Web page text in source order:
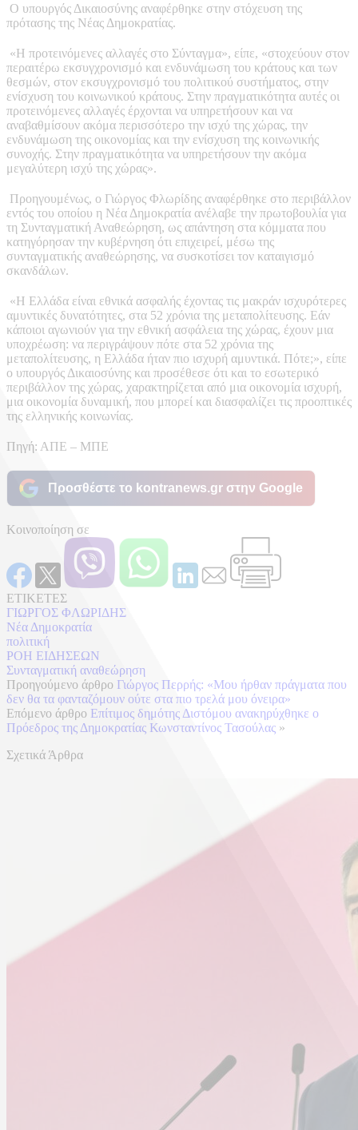
Ο υπουργός Δικαιοσύνης αναφέρθηκε στην στόχευση της
πρότασης της Νέας Δημοκρατίας.
«Η προτεινόμενες αλλαγές στο Σύνταγμα», είπε, «στοχεύουν στον
περαιτέρω εκσυγχρονισμό και ενδυνάμωση του κράτους και των
θεσμών, στον εκσυγχρονισμό του πολιτικού συστήματος, στην
ενίσχυση του κοινωνικού κράτους. Στην πραγματικότητα αυτές οι
προτεινόμενες αλλαγές έρχονται να υπηρετήσουν και να
αναβαθμίσουν ακόμα περισσότερο την ισχύ της χώρας, την
ενδυνάμωση της οικονομίας και την ενίσχυση της κοινωνικής
συνοχής. Στην πραγματικότητα να υπηρετήσουν την ακόμα
μεγαλύτερη ισχύ της χώρας».
Προηγουμένως, ο Γιώργος Φλωρίδης αναφέρθηκε στο περιβάλλον
εντός του οποίου η Νέα Δημοκρατία ανέλαβε την πρωτοβουλία για
τη Συνταγματική Αναθεώρηση, ως απάντηση στα κόμματα που
κατηγόρησαν την κυβέρνηση ότι επιχειρεί, μέσω της
συνταγματικής αναθεώρησης, να συσκοτίσει τον καταιγισμό
σκανδάλων.
«Η Ελλάδα είναι εθνικά ασφαλής έχοντας τις μακράν ισχυρότερες
αμυντικές δυνατότητες, στα 52 χρόνια της μεταπολίτευσης. Εάν
κάποιοι αγωνιούν για την εθνική ασφάλεια της χώρας, έχουν μια
υποχρέωση: να περιγράψουν πότε στα 52 χρόνια της
μεταπολίτευσης, η Ελλάδα ήταν πιο ισχυρή αμυντικά. Πότε;», είπε
ο υπουργός Δικαιοσύνης και προσέθεσε ότι και το εσωτερικό
περιβάλλον της χώρας, χαρακτηρίζεται από μια οικονομία ισχυρή,
μια οικονομία δυναμική, που μπορεί και διασφαλίζει τις προοπτικές
της ελληνικής κοινωνίας.
Πηγή: ΑΠΕ – ΜΠΕ
Προσθέστε το kontranews.gr στην Google
Κοινοποίηση σε
ΕΤΙΚΕΤΕΣ
ΓΙΩΡΓΟΣ ΦΛΩΡΙΔΗΣ
Νέα Δημοκρατία
πολιτική
ΡΟΗ ΕΙΔΗΣΕΩΝ
Συνταγματική αναθεώρηση
Προηγούμενο άρθρο Γιώργος Περρής: «Μου ήρθαν πράγματα που
δεν θα τα φανταζόμουν ούτε στα πιο τρελά μου όνειρα»
Επόμενο άρθρο Επίτιμος δημότης Διστόμου ανακηρύχθηκε ο
Πρόεδρος της Δημοκρατίας Κωνσταντίνος Τασούλας »
Σχετικά Άρθρα